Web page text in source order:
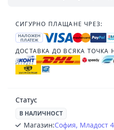
СИГУРНО ПЛАЩАНЕ ЧРЕЗ:
НАЛОЖЕН
ПЛАТЕЖ
ДОСТАВКА ДО ВСЯКА ТОЧКА
Статус
В НАЛИЧНОСТ
Магазин:София, Младост 4